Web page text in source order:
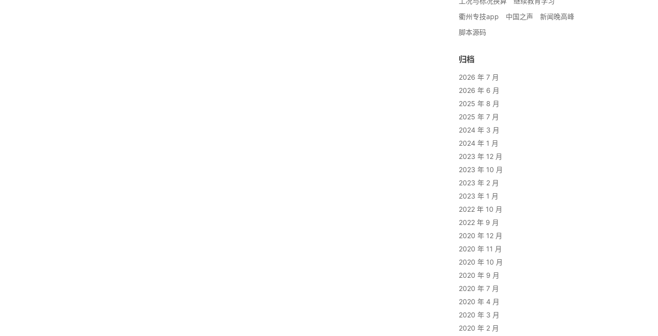
衢州专技app
中国之声
新闻晚高峰
脚本源码
归档
2026 年 7 月
2026 年 6 月
2025 年 8 月
2025 年 7 月
2024 年 3 月
2024 年 1 月
2023 年 12 月
2023 年 10 月
2023 年 2 月
2023 年 1 月
2022 年 10 月
2022 年 9 月
2020 年 12 月
2020 年 11 月
2020 年 10 月
2020 年 9 月
2020 年 7 月
2020 年 4 月
2020 年 3 月
2020 年 2 月